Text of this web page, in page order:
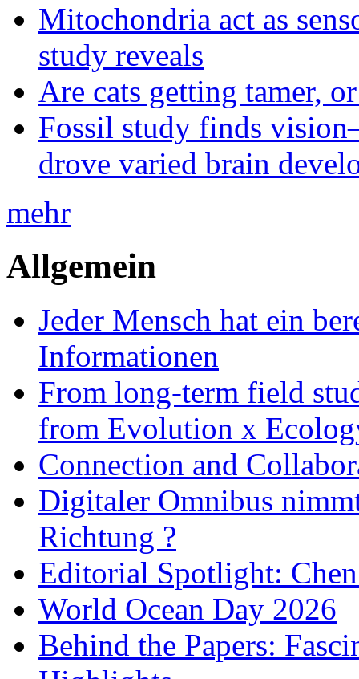
Mitochondria act as
study reveals
Are cats getting tamer,
Fossil study finds
drove varied brain
mehr
Allgemein
Jeder Mensch hat ein
Informationen
From long-term field
from Evolution x
Connection and
Digitaler Omnibus
Richtung ?
Editorial Spotlight:
World Ocean Day 2026
Behind the Papers: